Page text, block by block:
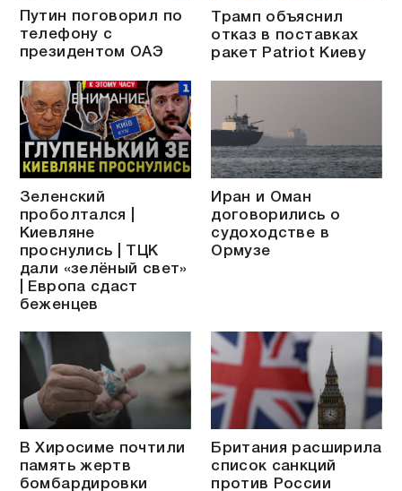
Путин поговорил по
телефону с
президентом ОАЭ
Трамп объяснил
отказ в поставках
ракет Patriot Киеву
Зеленский
проболтался |
Киевляне
проснулись | ТЦК
дали «зелёный свет»
| Европа сдаст
беженцев
Иран и Оман
договорились о
судоходстве в
Ормузе
В Хиросиме почтили
память жертв
бомбардировки
Британия расширила
список санкций
против России